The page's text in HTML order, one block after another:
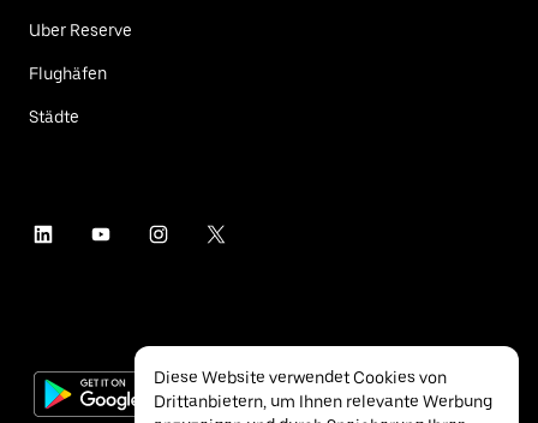
Uber Reserve
Flughäfen
Städte
Diese Website verwendet Cookies von
Drittanbietern, um Ihnen relevante Werbung